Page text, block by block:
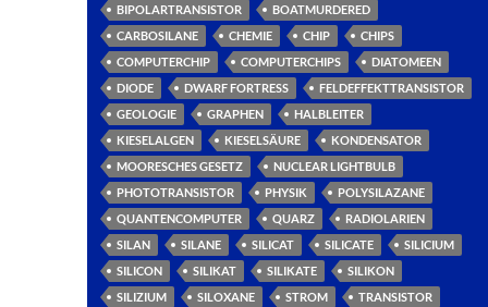
BIPOLARTRANSISTOR
BOATMURDERED
CARBOSILANE
CHEMIE CHIP
CHIPS
COMPUTERCHIP
COMPUTERCHIPS
DIATOMEEN
DIODE
DWARF FORTRESS
FELDEFFEKTTRANSISTOR
GEOLOGIE
GRAPHEN
HALBLEITER
KIESELALGEN
KIESELSÄURE
KONDENSATOR
MOORESCHES GESETZ
NUCLEAR LIGHTBULB
PHOTOTRANSISTOR
PHYSIK
POLYSILAZANE
QUANTENCOMPUTER
QUARZ
RADIOLARIEN
SILAN
SILANE SILICAT SILICATE
SILICIUM
SILICON
SILIKAT SILIKATE
SILIKON
SILIZIUM
SILOXANE STROM
TRANSISTOR